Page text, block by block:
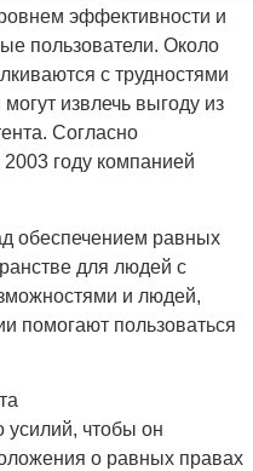
эффективности и
пользователи. Около
с трудностями
извлечь выгоду из
Согласно
году компанией
обеспечением равных
для людей с
и людей,
помогают пользоваться
усилий, чтобы он
о равных правах